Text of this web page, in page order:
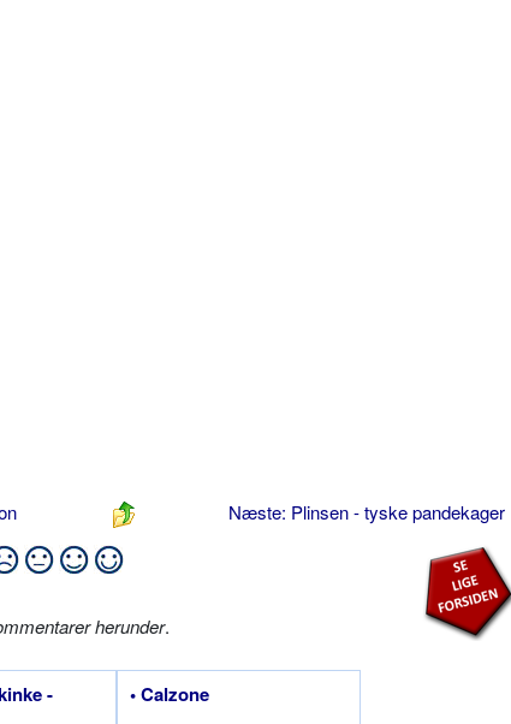
Næste: Plinsen - tyske pandekager
herunder.
-
• Calzone